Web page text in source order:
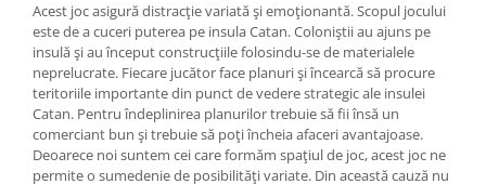
Acest joc asigură distracţie variată şi emoţionantă. Scopul jocului
este de a cuceri puterea pe insula Catan. Coloniştii au ajuns pe
insulă şi au început construcţiile folosindu-se de materialele
neprelucrate. Fiecare jucător face planuri şi încearcă să procure
teritoriile importante din punct de vedere strategic ale insulei
Catan. Pentru îndeplinirea planurilor trebuie să fii însă un
comerciant bun şi trebuie să poţi încheia afaceri avantajoase.
Deoarece noi suntem cei care formăm spaţiul de joc, acest joc ne
permite o sumedenie de posibilităţi variate. Din această cauză nu